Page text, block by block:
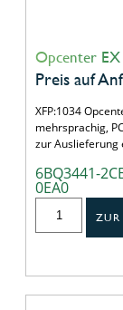
Opcenter
Preis auf
XFP:1034
mehrsprachig,
zur
6BQ3441-
0EA0
ZUR